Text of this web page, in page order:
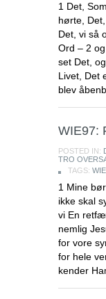
1 Det,
hørte,
Det, vi så
Ord – 2
set Det,
Livet, Det
blev
WIE97:
POSTED IN:
TRO
TAGS:
1 Mine
ikke skal
vi En
nemlig
for vore
for hele
kender